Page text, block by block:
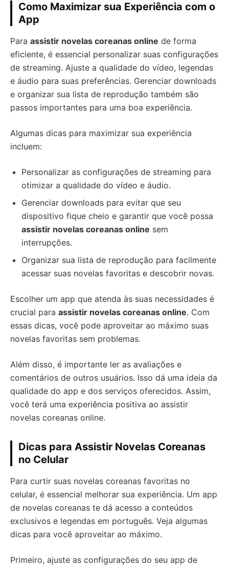
Como Maximizar sua Experiência com o
App
Para assistir novelas coreanas online de forma
eficiente, é essencial personalizar suas configurações
de streaming. Ajuste a qualidade do vídeo, legendas
e áudio para suas preferências. Gerenciar downloads
e organizar sua lista de reprodução também são
passos importantes para uma boa experiência.
Algumas dicas para maximizar sua experiência
incluem:
Personalizar as configurações de streaming para
otimizar a qualidade do vídeo e áudio.
Gerenciar downloads para evitar que seu
dispositivo fique cheio e garantir que você possa
assistir novelas coreanas online sem
interrupções.
Organizar sua lista de reprodução para facilmente
acessar suas novelas favoritas e descobrir novas.
Escolher um app que atenda às suas necessidades é
crucial para assistir novelas coreanas online. Com
essas dicas, você pode aproveitar ao máximo suas
novelas favoritas sem problemas.
Além disso, é importante ler as avaliações e
comentários de outros usuários. Isso dá uma ideia da
qualidade do app e dos serviços oferecidos. Assim,
você terá uma experiência positiva ao assistir
novelas coreanas online.
Dicas para Assistir Novelas Coreanas
no Celular
Para curtir suas novelas coreanas favoritas no
celular, é essencial melhorar sua experiência. Um app
de novelas coreanas te dá acesso a conteúdos
exclusivos e legendas em português. Veja algumas
dicas para você aproveitar ao máximo.
Primeiro, ajuste as configurações do seu app de